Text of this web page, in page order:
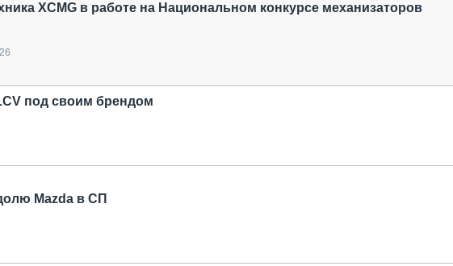
XCMG в работе на Национальном конкурсе механизаторов
под своим брендом
Mazda в СП